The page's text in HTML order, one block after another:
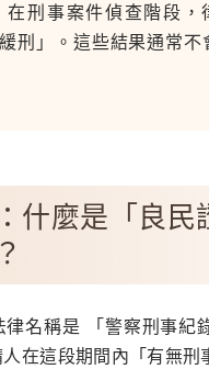
在刑事案件偵查階段
刑」。這些結果通常
什麼是「良民
律名稱是 「警察刑事紀
在這段期間內「有無刑